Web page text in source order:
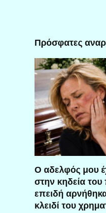
Πρόσφατες
Ο αδελφός μου
στην κηδεία
επειδή
κλειδί του